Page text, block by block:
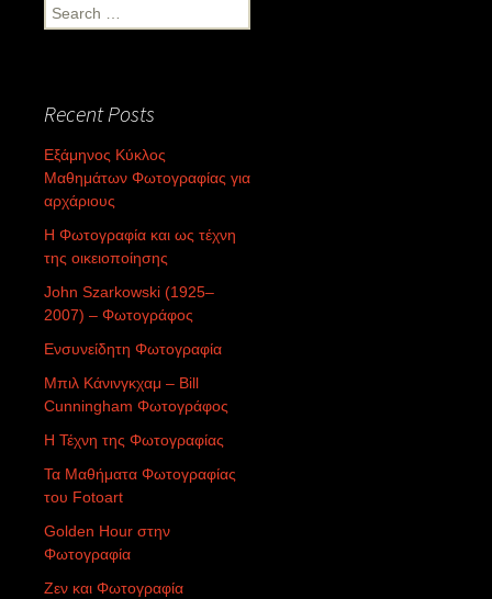
Search
for:
Recent Posts
Εξάμηνος Κύκλος
Μαθημάτων Φωτογραφίας για
αρχάριους
Η Φωτογραφία και ως τέχνη
της οικειοποίησης
John Szarkowski (1925–
2007) – Φωτογράφος
Ενσυνείδητη Φωτογραφία
Μπιλ Κάνινγκχαμ – Bill
Cunningham Φωτογράφος
Η Τέχνη της Φωτογραφίας
Τα Μαθήματα Φωτογραφίας
του Fotoart
Golden Hour στην
Φωτογραφία
Ζεν και Φωτογραφία